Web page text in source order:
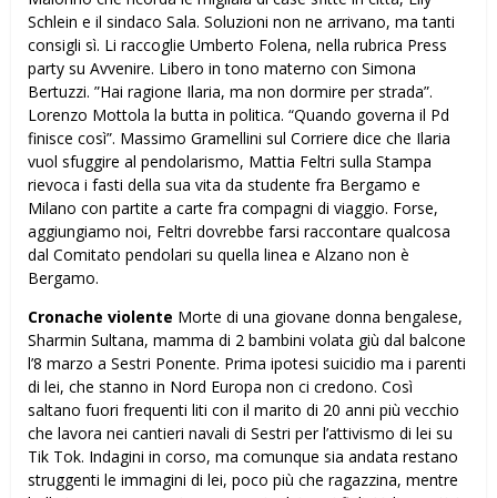
Schlein e il sindaco Sala. Soluzioni non ne arrivano, ma tanti
consigli sì. Li raccoglie Umberto Folena, nella rubrica Press
party su Avvenire. Libero in tono materno con Simona
Bertuzzi. ”Hai ragione Ilaria, ma non dormire per strada”.
Lorenzo Mottola la butta in politica. “Quando governa il Pd
finisce così”. Massimo Gramellini sul Corriere dice che Ilaria
vuol sfuggire al pendolarismo, Mattia Feltri sulla Stampa
rievoca i fasti della sua vita da studente fra Bergamo e
Milano con partite a carte fra compagni di viaggio. Forse,
aggiungiamo noi, Feltri dovrebbe farsi raccontare qualcosa
dal Comitato pendolari su quella linea e Alzano non è
Bergamo.
Cronache violente Morte di una giovane donna bengalese,
Sharmin Sultana, mamma di 2 bambini volata giù dal balcone
l’8 marzo a Sestri Ponente. Prima ipotesi suicidio ma i parenti
di lei, che stanno in Nord Europa non ci credono. Così
saltano fuori frequenti liti con il marito di 20 anni più vecchio
che lavora nei cantieri navali di Sestri per l’attivismo di lei su
Tik Tok. Indagini in corso, ma comunque sia andata restano
struggenti le immagini di lei, poco più che ragazzina, mentre